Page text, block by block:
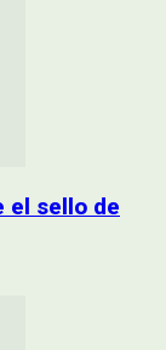
el sello de